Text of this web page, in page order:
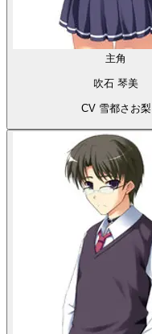
主角
吹石 琴美
CV 雪都さお梨